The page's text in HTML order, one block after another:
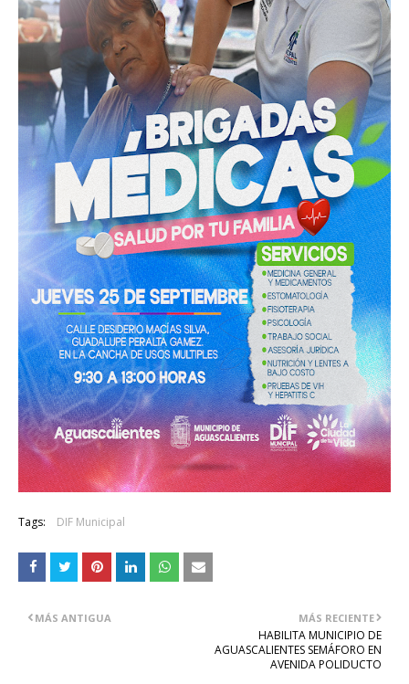
Tags: DIF Municipal
MÁS RECIENTE
HABILITA MUNICIPIO DE
AGUASCALIENTES SEMÁFORO EN
AVENIDA POLIDUCTO
MÁS ANTIGUA